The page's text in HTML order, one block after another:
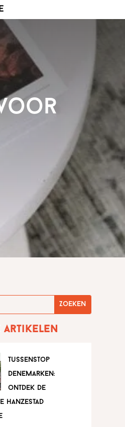
artikelen
tussenstop
denemarken:
ontdek de
hanzestad